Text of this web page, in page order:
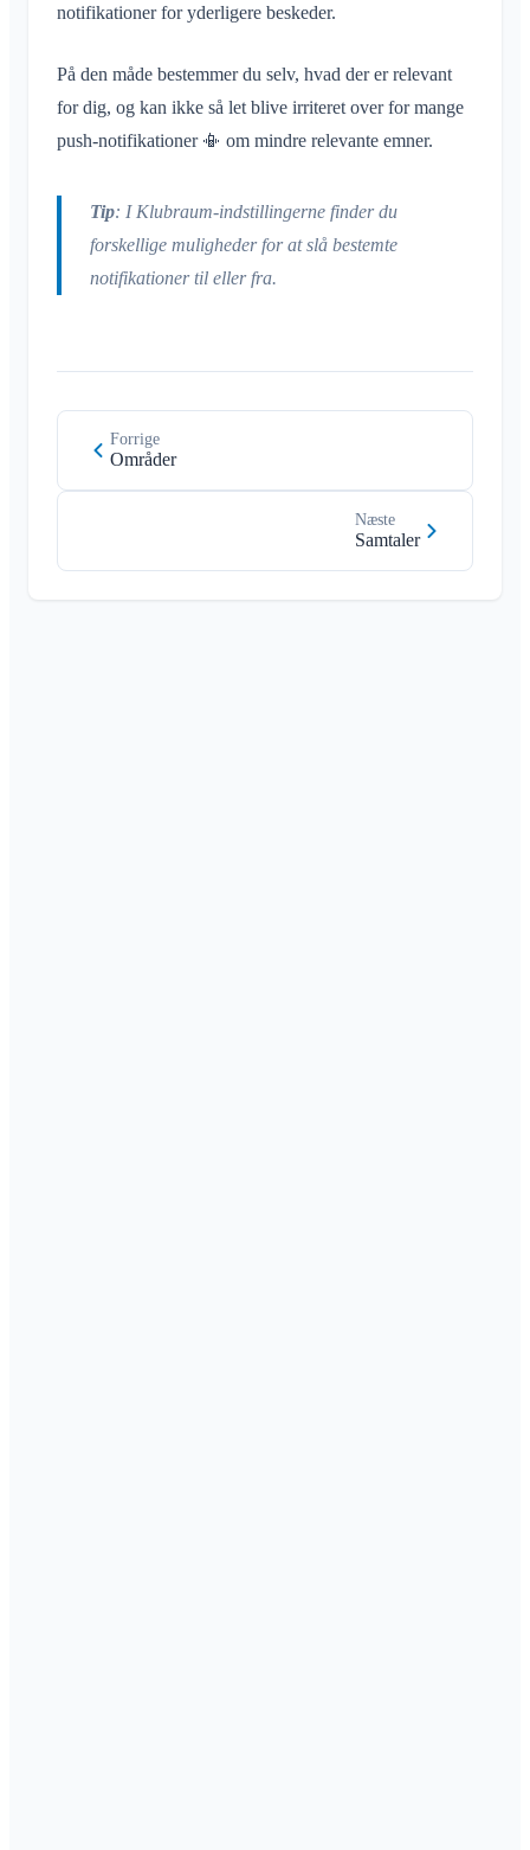
notifikationer for yderligere beskeder.
På den måde bestemmer du selv, hvad der er relevant
for dig, og kan ikke så let blive irriteret over for mange
push-notifikationer 📳 om mindre relevante emner.
Tip: I Klubraum-indstillingerne finder du
forskellige muligheder for at slå bestemte
notifikationer til eller fra.
Forrige
Områder
Næste
Samtaler